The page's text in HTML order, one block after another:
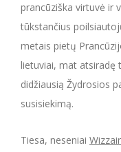
prancūziška virtuvė ir
tūkstančius
metais pietų
lietuviai, mat atsiradę
didžiausią Žydrosios
susisiekimą.
Tiesa, neseniai Wizzair